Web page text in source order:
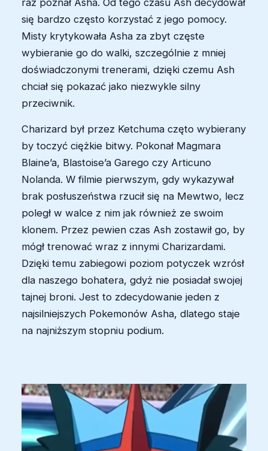
się bardzo często korzystać z jego pomocy.
Misty krytykowała Asha za zbyt częste
wybieranie go do walki, szczególnie z mniej
doświadczonymi trenerami, dzięki czemu Ash
chciał się pokazać jako niezwykle silny
przeciwnik.
Charizard był przez Ketchuma częto wybierany
by toczyć ciężkie bitwy. Pokonał Magmara
Blaine’a, Blastoise’a Garego czy Articuno
Nolanda. W filmie pierwszym, gdy wykazywał
brak posłuszeństwa rzucił się na Mewtwo, lecz
poległ w walce z nim jak również ze swoim
klonem. Przez pewien czas Ash zostawił go, by
mógł trenować wraz z innymi Charizardami.
Dzięki temu zabiegowi poziom potyczek wzrósł
dla naszego bohatera, gdyż nie posiadał swojej
tajnej broni. Jest to zdecydowanie jeden z
najsilniejszych Pokemonów Asha, dlatego staje
na najniższym stopniu podium.